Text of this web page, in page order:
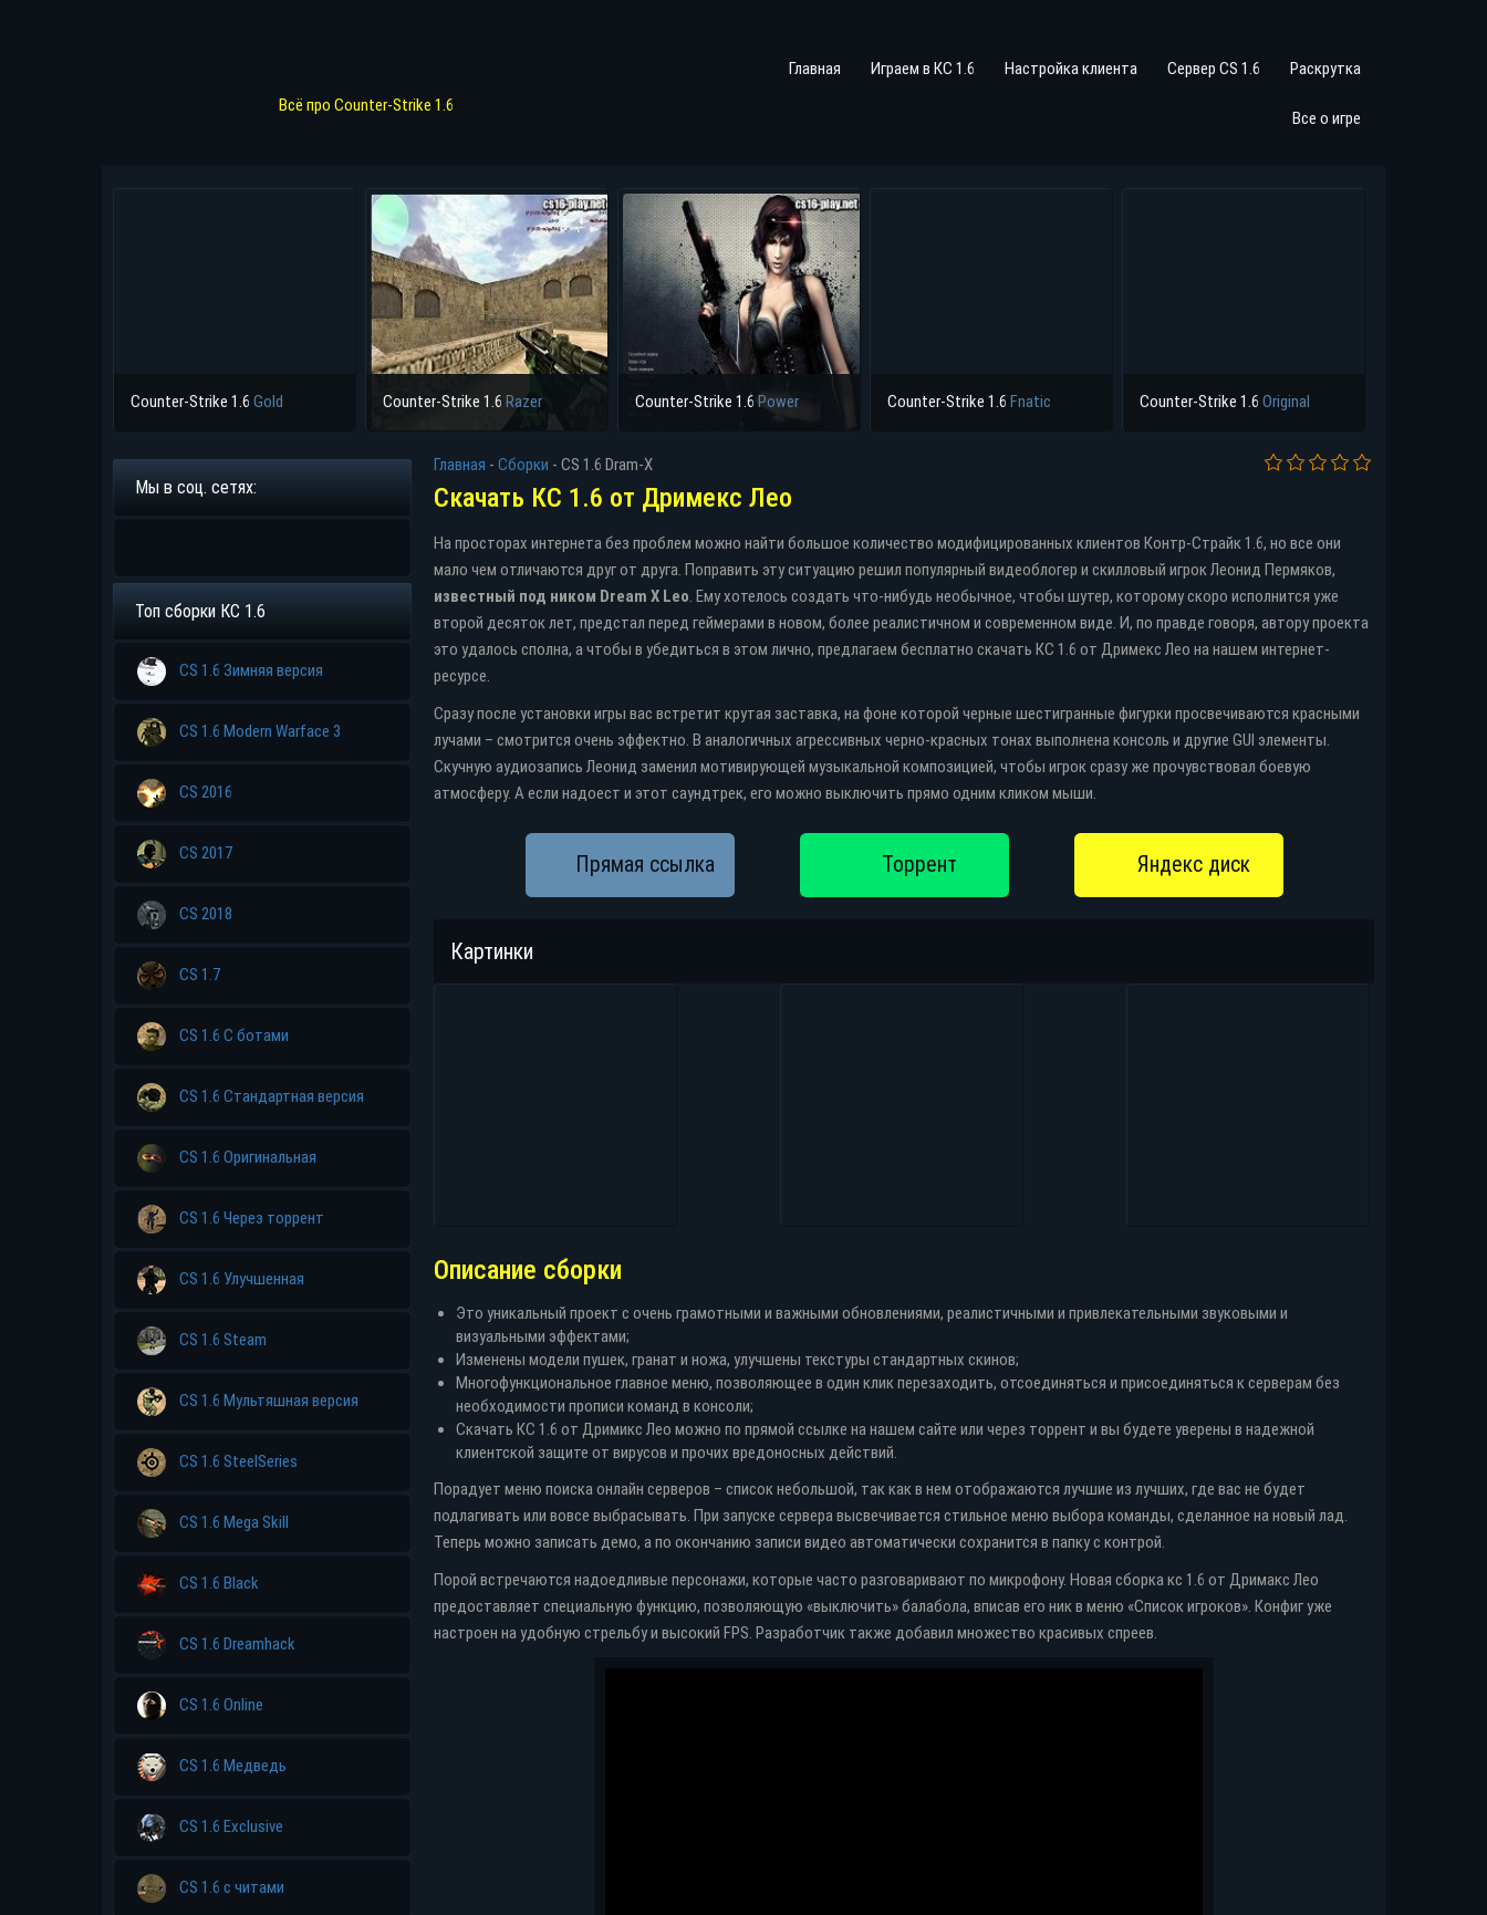
Всё про Counter-Strike 1.6
Главная Играем в КС 1.6 Настройка клиента Сервер CS 1.6 Раскрутка
Все о игре
Counter-Strike 1.6 Gold Counter-Strike 1.6 Razer Counter-Strike 1.6 Power Counter-Strike 1.6 Fnatic Counter-Strike 1.6 Original
Мы в соц. сетях:
Топ сборки КС 1.6
CS 1.6 Зимняя версия
CS 1.6 Modern Warface 3
CS 2016
CS 2017
CS 2018
CS 1.7
CS 1.6 С ботами
CS 1.6 Стандартная версия
CS 1.6 Оригинальная
CS 1.6 Через торрент
CS 1.6 Улучшенная
CS 1.6 Steam
CS 1.6 Мультяшная версия
CS 1.6 SteelSeries
CS 1.6 Mega Skill
CS 1.6 Black
CS 1.6 Dreamhack
CS 1.6 Online
CS 1.6 Медведь
CS 1.6 Exclusive
CS 1.6 с читами
Главная - Сборки - CS 1.6 Dram-X
Скачать КС 1.6 от Дримекс Лео
На просторах интернета без проблем можно найти большое количество модифицированных клиентов Контр-Страйк 1.6, но все они
мало чем отличаются друг от друга. Поправить эту ситуацию решил популярный видеоблогер и скилловый игрок Леонид Пермяков,
известный под ником Dream X Leo. Ему хотелось создать что-нибудь необычное, чтобы шутер, которому скоро исполнится уже
второй десяток лет, предстал перед геймерами в новом, более реалистичном и современном виде. И, по правде говоря, автору проекта
это удалось сполна, а чтобы в убедиться в этом лично, предлагаем бесплатно скачать КС 1.6 от Дримекс Лео на нашем интернет-
ресурсе.
Сразу после установки игры вас встретит крутая заставка, на фоне которой черные шестигранные фигурки просвечиваются красными
лучами – смотрится очень эффектно. В аналогичных агрессивных черно-красных тонах выполнена консоль и другие GUI элементы.
Скучную аудиозапись Леонид заменил мотивирующей музыкальной композицией, чтобы игрок сразу же прочувствовал боевую
атмосферу. А если надоест и этот саундтрек, его можно выключить прямо одним кликом мыши.
Прямая ссылка Торрент Яндекс диск
Картинки
Описание сборки
Это уникальный проект с очень грамотными и важными обновлениями, реалистичными и привлекательными звуковыми и
визуальными эффектами;
Изменены модели пушек, гранат и ножа, улучшены текстуры стандартных скинов;
Многофункциональное главное меню, позволяющее в один клик перезаходить, отсоединяться и присоединяться к серверам без
необходимости прописи команд в консоли;
Скачать КС 1.6 от Дримикс Лео можно по прямой ссылке на нашем сайте или через торрент и вы будете уверены в надежной
клиентской защите от вирусов и прочих вредоносных действий.
Порадует меню поиска онлайн серверов – список небольшой, так как в нем отображаются лучшие из лучших, где вас не будет
подлагивать или вовсе выбрасывать. При запуске сервера высвечивается стильное меню выбора команды, сделанное на новый лад.
Теперь можно записать демо, а по окончанию записи видео автоматически сохранится в папку с контрой.
Порой встречаются надоедливые персонажи, которые часто разговаривают по микрофону. Новая сборка кс 1.6 от Дримакс Лео
предоставляет специальную функцию, позволяющую «выключить» балабола, вписав его ник в меню «Список игроков». Конфиг уже
настроен на удобную стрельбу и высокий FPS. Разработчик также добавил множество красивых спреев.
Прямая ссылка Торрент